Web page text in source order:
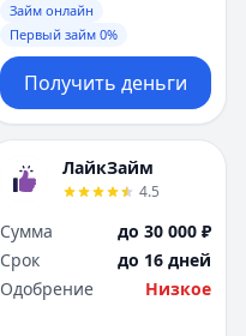
Займ онлайн
Первый займ 0%
Получить деньги
ЛайкЗайм
4.5
Сумма
до 30 000 ₽
Срок
до 16 дней
Одобрение
Низкое